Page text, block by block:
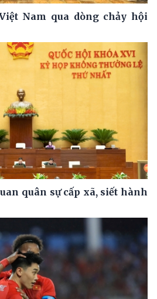
Nam qua dòng chảy hội
quân sự cấp xã, siết hành